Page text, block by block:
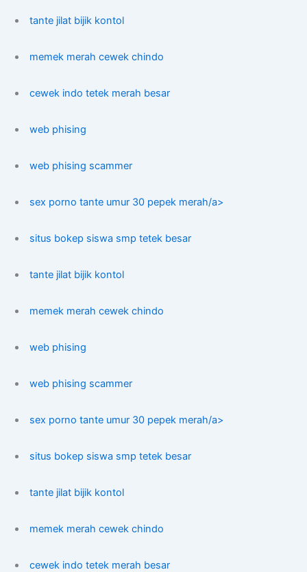
tante jilat bijik kontol
memek merah cewek chindo
cewek indo tetek merah besar
web phising
web phising scammer
sex porno tante umur 30 pepek merah/a>
situs bokep siswa smp tetek besar
tante jilat bijik kontol
memek merah cewek chindo
web phising
web phising scammer
sex porno tante umur 30 pepek merah/a>
situs bokep siswa smp tetek besar
tante jilat bijik kontol
memek merah cewek chindo
cewek indo tetek merah besar